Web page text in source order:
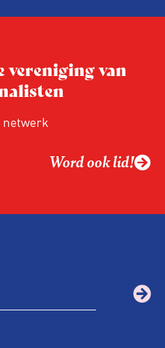
de ontvanger
nieuwe verzuiling?
omgaan met
macht?
vereniging van
netwerk
Word ook lid!